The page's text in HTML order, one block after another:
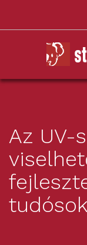
Az UV-
tudósok